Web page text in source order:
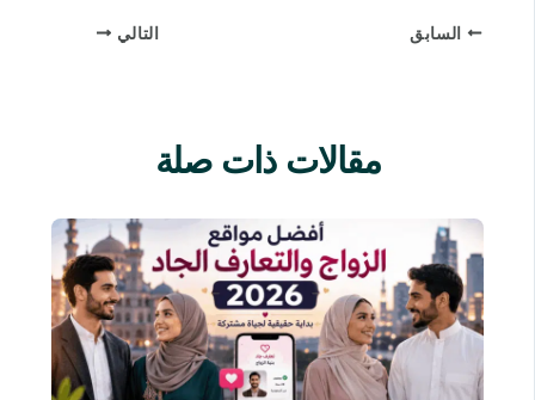
السابق التالي
مقالات ذات صلة